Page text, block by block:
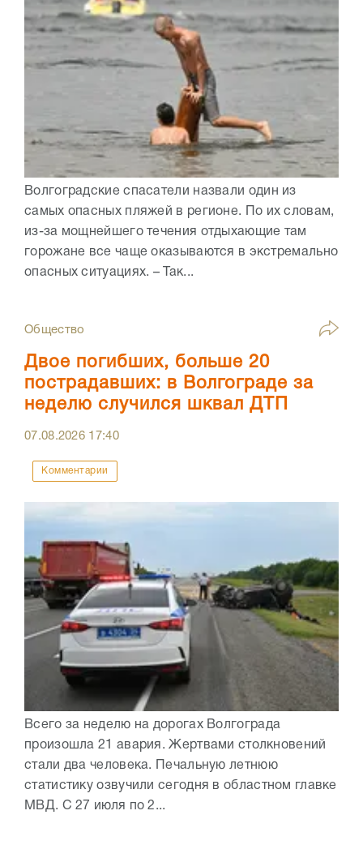
Волгоградские спасатели назвали один из
самых опасных пляжей в регионе. По их словам,
из-за мощнейшего течения отдыхающие там
горожане все чаще оказываются в экстремально
опасных ситуациях. – Так...
Общество
Двое погибших, больше 20
пострадавших: в Волгограде за
неделю случился шквал ДТП
07.08.2026 17:40
Комментарии
Всего за неделю на дорогах Волгограда
произошла 21 авария. Жертвами столкновений
стали два человека. Печальную летнюю
статистику озвучили сегодня в областном главке
МВД. С 27 июля по 2...